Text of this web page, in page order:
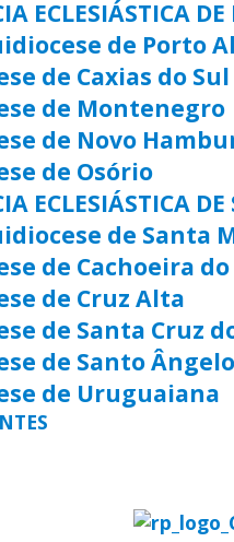
ECLESIÁSTICA DE
de Porto
de Caxias do Sul
de Montenegro
de Novo
de Osório
ECLESIÁSTICA
de Santa
de Cachoeira
de Cruz Alta
de Santa Cruz
de Santo Ângelo
de Uruguaiana